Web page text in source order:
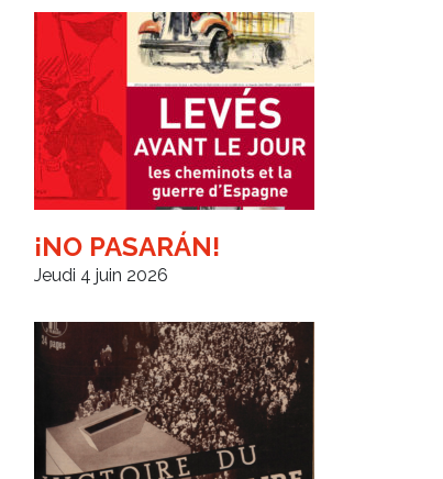
¡NO PASARÁN!
Jeudi 4 juin 2026